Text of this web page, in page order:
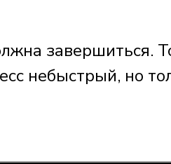
завершиться.
небыстрый, но